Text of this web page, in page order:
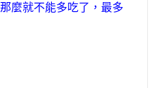
那麼就不能多吃了 ， 最多